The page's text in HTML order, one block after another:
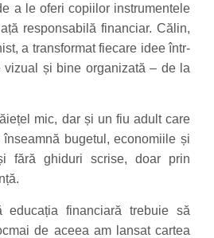
a le oferi copiilor instrumentele
responsabilă financiar. Călin,
a transformat fiecare idee într-
vizual și bine organizată – de la
mic, dar și un fiu adult care
bugetul, economiile și
fără ghiduri scrise, doar prin
financiară trebuie să
de aceea am lansat cartea